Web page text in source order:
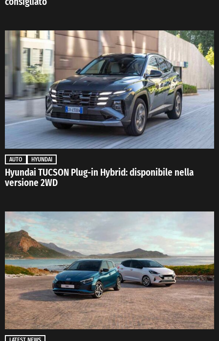
AUTO HYUNDAI
Hyundai TUCSON Plug-in Hybrid: disponibile nella
versione 2WD